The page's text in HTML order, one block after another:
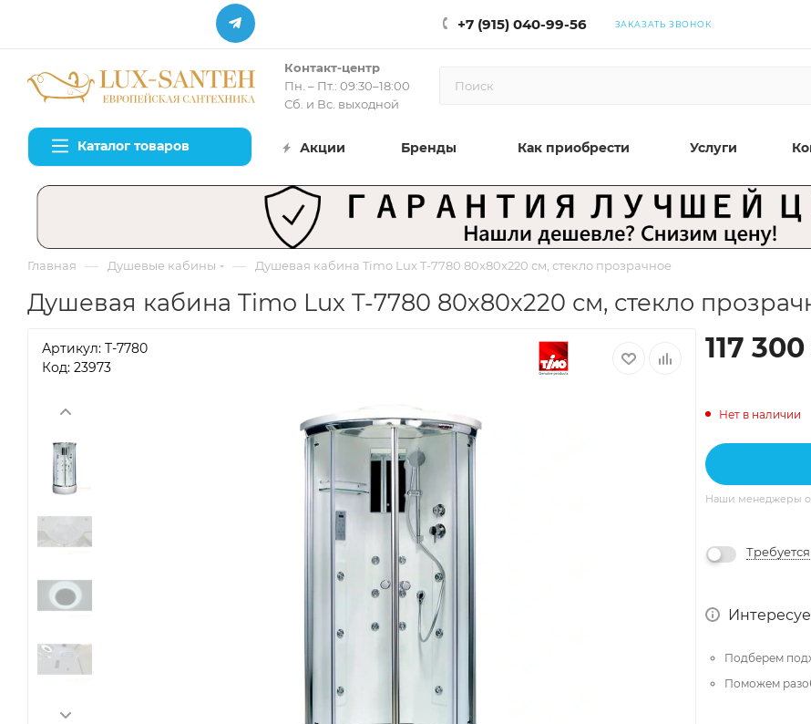
+7 (915) 040-99-56 ЗАКАЗАТЬ ЗВОНОК
Контакт-центр
Пн. – Пт.: 09:30–18:00
Сб. и Вс. выходной
Каталог товаров Акции Бренды Как приобрести Услуги
Главная — Душевые кабины — Душевая кабина Timo Lux T-7780 80x80x220 см, стекло прозрачное
Душевая кабина Timo Lux T-7780 80x80x220 см, стекло
Артикул: T-7780
Код: 23973
117 300
Нет в наличии
Наши менеджеры
Подберем
Поможем